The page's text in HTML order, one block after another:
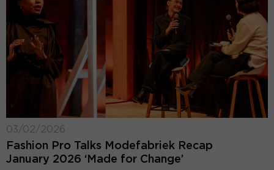
03/02/2026
Fashion Pro Talks Modefabriek Recap
January 2026 ‘Made for Change’